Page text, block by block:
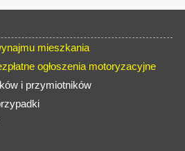
mieszkania
ogłoszenia motoryzacyjne
i przymiotników